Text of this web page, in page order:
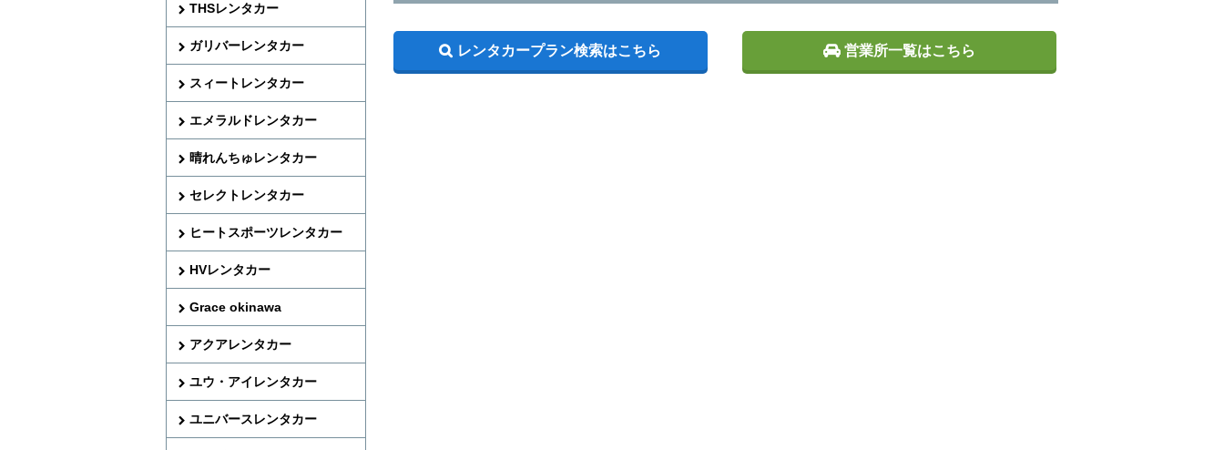
レンタカープラン検索はこちら 営業所一覧はこちら
THSレンタカー
ガリバーレンタカー
スィートレンタカー
エメラルドレンタカー
晴れんちゅレンタカー
セレクトレンタカー
ヒートスポーツレンタカー
HVレンタカー
Grace okinawa
アクアレンタカー
ユウ・アイレンタカー
ユニバースレンタカー